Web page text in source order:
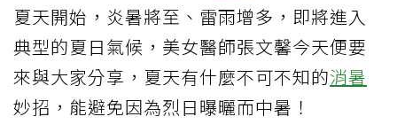
夏天開始，炎暑將至、雷雨增多，即將進入
典型的夏日氣候，美女醫師張文馨今天便要
來與大家分享，夏天有什麼不可不知的消暑
妙招，能避免因為烈日曝曬而中暑！